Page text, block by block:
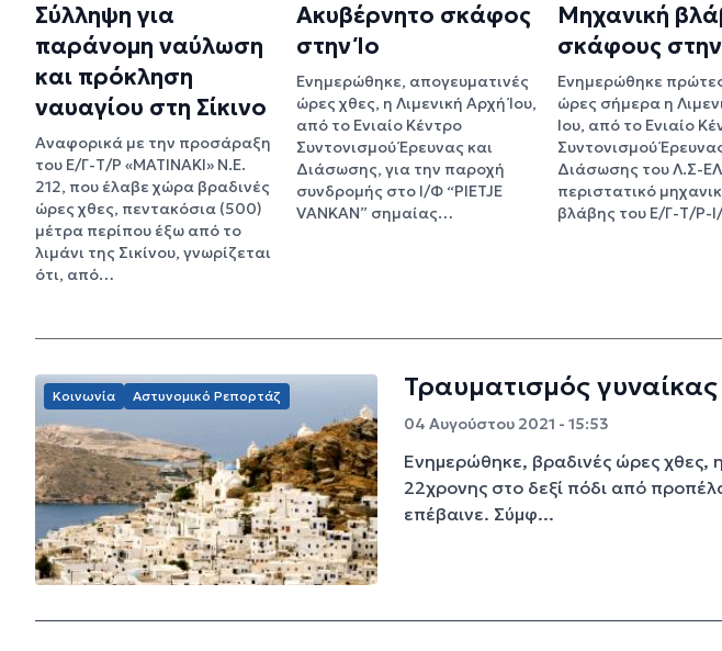
Σύλληψη για
παράνομη ναύλωση
και πρόκληση
ναυαγίου στη Σίκινο
Αναφορικά με την προσάραξη
του Ε/Γ-Τ/Ρ «ΜΑΤΙΝΑΚΙ» Ν.Ε.
212, που έλαβε χώρα βραδινές
ώρες χθες, πεντακόσια (500)
μέτρα περίπου έξω από το
λιμάνι της Σικίνου, γνωρίζεται
ότι, από…
Ακυβέρνητο σκάφος
στην Ίο
Ενημερώθηκε, απογευματινές
ώρες χθες, η Λιμενική Αρχή Ίου,
από το Ενιαίο Κέντρο
Συντονισμού Έρευνας και
Διάσωσης, για την παροχή
συνδρομής στο Ι/Φ “PIETJE
VANKAN” σημαίας…
Μηχανική
σκάφους στην
Ενημερώθηκε
ώρες σήμερα η
Ίου, από το Ενιαίο
Συντονισμού
Διάσωσης του Λ.Σ-
περιστατικό
βλάβης του Ε/Γ-Τ/Ρ-
Κοινωνία Αστυνομικό Ρεπορτάζ Τραυματισμός
04 Αυγούστου 2021 - 15:53
Ενημερώθηκε, βραδινές ώρες χθες,
22χρονης στο δεξί πόδι από
επέβαινε. Σύμφ...